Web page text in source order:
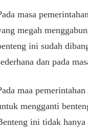
masa
megah
ini sudah
dan pada
maa
mengganti
ini tidak hanya